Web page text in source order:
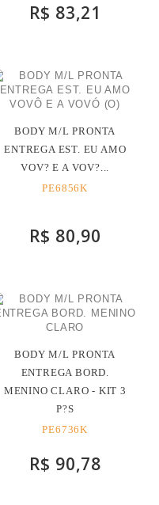
R$ 83,21
BODY M/L PRONTA
ENTREGA EST. EU AMO
VOV? E A VOV?...
PE6856K
R$ 80,90
BODY M/L PRONTA
ENTREGA BORD.
MENINO CLARO - KIT 3
P?S
PE6736K
R$ 90,78